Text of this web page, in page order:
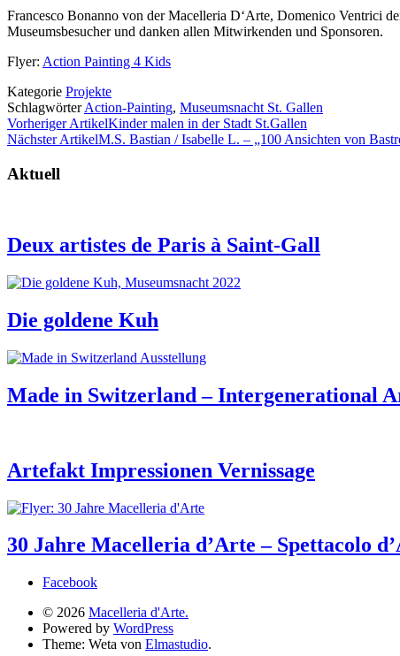
Francesco Bonanno von der Macelleria D‘Arte, Domenico Ventrici
Museumsbesucher und danken allen Mitwirkenden und Sponsoren.
Flyer: Action Painting 4 Kids
Kategorie Projekte
SchlagwörterAction-Painting, Museumsnacht St. Gallen
Vorheriger ArtikelKinder malen in der Stadt St.Gallen
Nächster ArtikelM.S. Bastian / Isabelle L. – „100 Ansichten von
Aktuell
Deux artistes de Paris à Saint-Gall
Die goldene Kuh
Made in Switzerland – Intergenerational
Artefakt Impressionen Vernissage
30 Jahre Macelleria d’Arte – Spettacolo
Facebook
© 2026 Macelleria d'Arte.
Powered by WordPress
Theme: Weta von Elmastudio.